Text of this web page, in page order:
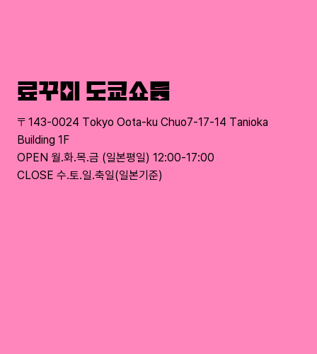
료꾸미 도쿄쇼룸
〒143-0024 Tokyo Oota-ku Chuo7-17-14 Tanioka
Building 1F
OPEN 월.화.목.금 (일본평일) 12:00-17:00
CLOSE 수.토.일.축일(일본기준)